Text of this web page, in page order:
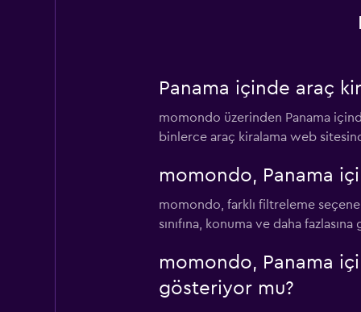
Panama içinde araç
momondo üzerinden Panama
binlerce araç kiralama web
momondo, Panama
momondo, farklı filtreleme
sınıfına, konuma ve daha
momondo, Panama
gösteriyor mu?